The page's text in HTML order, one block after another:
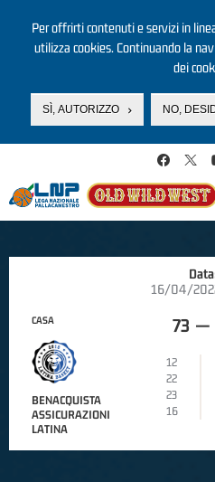
Per offrirti contenuti e servizi in
utilizza cookies. Continuando la
dei
SÌ, AUTORIZZO NO,
16/04/
CASA
BENACQUISTA
ASSICURAZIONI
LATINA
73 —
12
22
23
16